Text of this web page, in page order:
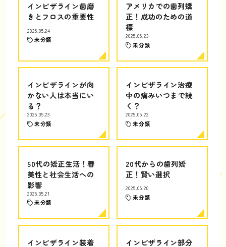
インビザライン歯磨
きとフロスの重要性
2025.05.24
未分類
アメリカでの歯列矯
正！成功のための道
標
2025.05.23
未分類
インビザラインが向
かない人は本当にい
る？
2025.05.23
未分類
インビザライン治療
中の痛みいつまで続
く？
2025.05.22
未分類
50代の矯正生活！審
美性と社会生活への
影響
2025.05.21
未分類
20代からの歯列矯
正！賢い選択
2025.05.20
未分類
インビザライン装着
インビザライン部分